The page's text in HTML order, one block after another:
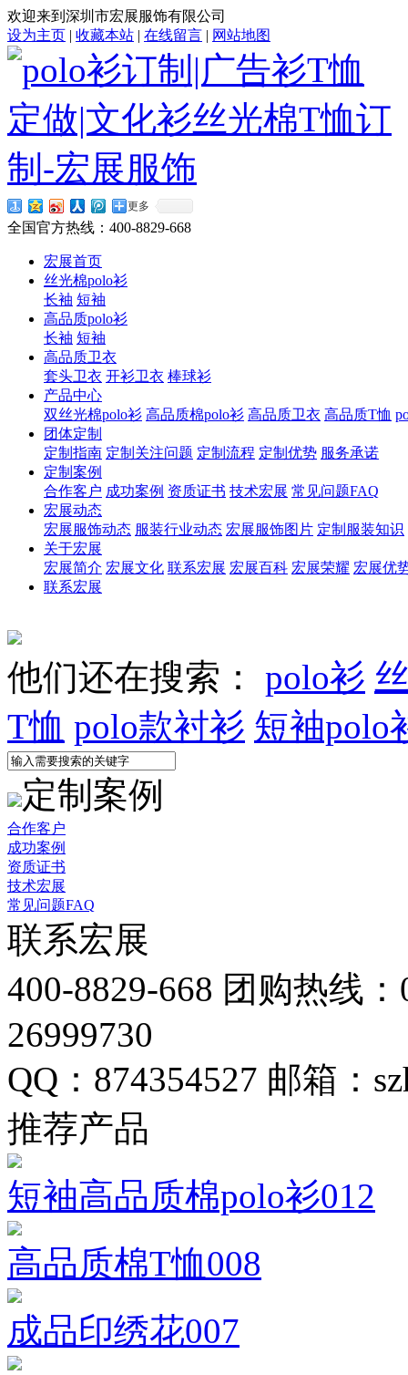
欢迎来到深圳市宏展服饰有限公司
设为主页 | 收藏本站 | 在线留言 | 网站地图
更多
全国官方热线： 400-8829-668
宏展首页
丝光棉polo衫
长袖 短袖
高品质polo衫
长袖 短袖
高品质卫衣
套头卫衣 开衫卫衣 棒球衫
产品中心
双丝光棉polo衫 高品质棉polo衫 高品质卫衣 高品质T恤
团体定制
定制指南 定制关注问题 定制流程 定制优势 服务承诺
定制案例
合作客户 成功案例 资质证书 技术宏展 常见问题FAQ
宏展动态
宏展服饰动态 服装行业动态 宏展服饰图片 定制服装知识
关于宏展
宏展简介 宏展文化 联系宏展 宏展百科 宏展荣耀 宏展优
联系宏展
他们还在搜索： polo衫
T恤 polo款衬衫 短袖polo
定制案例
合作客户
成功案例
资质证书
技术宏展
常见问题FAQ
联系宏展
400-8829-668 团购热线：
26999730
QQ：874354527 邮箱：
推荐产品
短袖高品质棉polo衫012
高品质棉T恤008
成品印绣花007